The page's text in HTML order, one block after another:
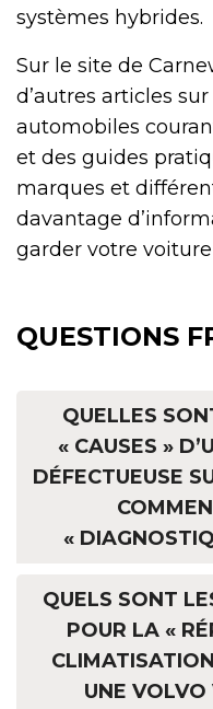
systèmes hybrides.
Sur le site de
d’autres articles
automobiles
et des guides
marques et
davantage
garder votre
QUESTIONS
QUELLES
« CAUSES »
DÉFECTUEUSE
«
QUELS SONT
POUR LA «
UNE